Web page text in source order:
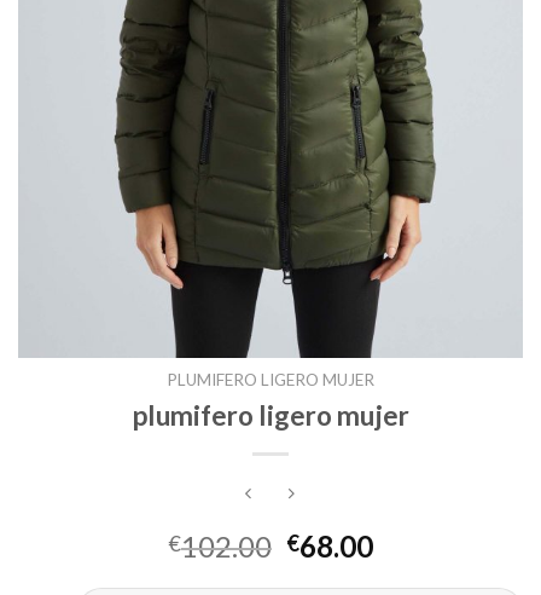
PLUMIFERO LIGERO MUJER
plumifero ligero mujer
€102.00 €68.00